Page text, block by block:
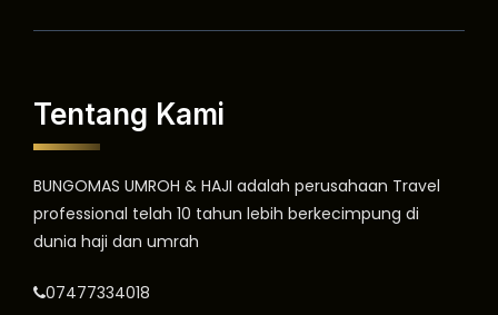
Tentang Kami
BUNGOMAS UMROH & HAJI adalah perusahaan Travel
professional telah 10 tahun lebih berkecimpung di
dunia haji dan umrah
07477334018